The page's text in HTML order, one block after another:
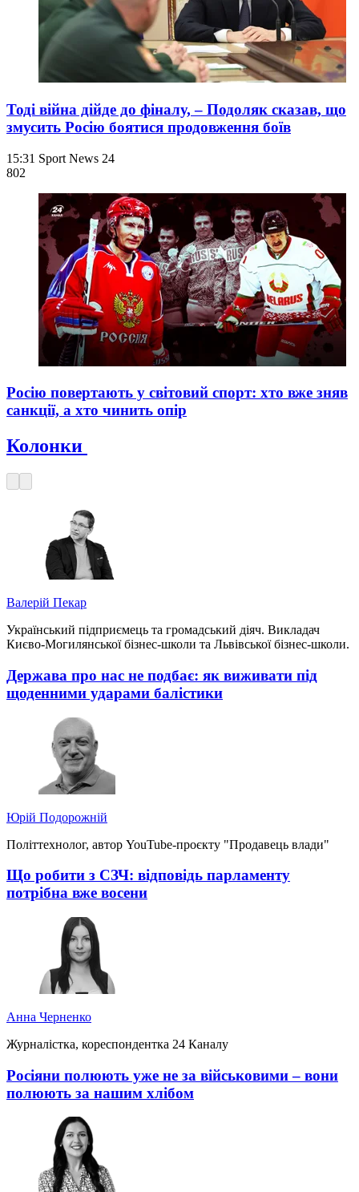
Тоді війна дійде до фіналу, – Подоляк сказав, що
змусить Росію боятися продовження боїв
15:31 Sport News 24
802
Росію повертають у світовий спорт: хто вже зняв
санкції, а хто чинить опір
Колонки
Валерій Пекар
Український підприємець та громадський діяч. Викладач
Києво-Могилянської бізнес-школи та Львівської бізнес-школи.
Держава про нас не подбає: як виживати під
щоденними ударами балістики
Юрій Подорожній
Політтехнолог, автор YouTube-проєкту "Продавець влади"
Що робити з СЗЧ: відповідь парламенту
потрібна вже восени
Анна Черненко
Журналістка, кореспондентка 24 Каналу
Росіяни полюють уже не за військовими – вони
полюють за нашим хлібом